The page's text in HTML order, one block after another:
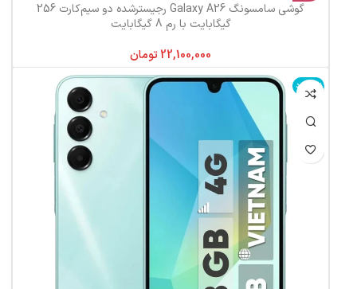
گوشی سامسونگ Galaxy A26 رجیستر‌شده دو سیم‌کارت 256
گیگابایت با رم 8 گیگابایت
تومان
ناموجود